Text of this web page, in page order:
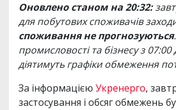
Оновлено станом на 20:32:
для побутових споживачів
споживання не прогнозуються
промисловості та бізнесу з 07:00
діятимуть графіки обмеження
За інформацією Укренерго,
застосування і обсяг обмежень